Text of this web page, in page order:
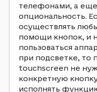
телефонами, а
опциональность.
осуществлять
помощи кнопок, и
пользоваться
при подсветке, то
touchscreen не
конкретную
исполнять